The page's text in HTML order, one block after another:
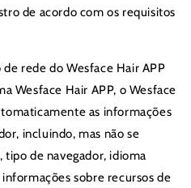
de acordo com os requisitos
rede do Wesface Hair APP
Wesface Hair APP, o Wesface
as informações
incluindo, mas não se
de navegador, idioma
sobre recursos de